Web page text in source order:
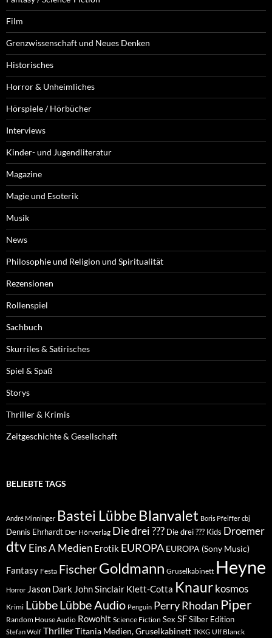
Film
Grenzwissenschaft und Neues Denken
Historisches
Horror & Unheimliches
Hörspiele / Hörbücher
Interviews
Kinder- und Jugendliteratur
Magazine
Magie und Esoterik
Musik
News
Philosophie und Religion und Spiritualität
Rezensionen
Rollenspiel
Sachbuch
Skurriles & Satirisches
Spiel & Spaß
Storys
Thriller & Krimis
Zeitgeschichte & Gesellschaft
BELIEBTE TAGS
André Minninger Bastei Lübbe Blanvalet Boris Pfeiffer cbj
Dennis Ehrhardt Der Hörverlag Die drei ??? Die drei ??? Kids Droemer
dtvEins A Medien Erotik EUROPA EUROPA (Sony Music)
Fantasy Festa FischerGoldmann Gruselkabinett Heyne
Horror Jason Dark John Sinclair Klett-Cotta Knaur kosmos
Krimi LübbeLübbe Audio Penguin Perry Rhodan Piper
Random House Audio Rowohlt Science Fiction Sex SFSilber Edition
Stefan Wolf ThrillerTitania Medien, Gruselkabinett TKKG Ulf Blanck